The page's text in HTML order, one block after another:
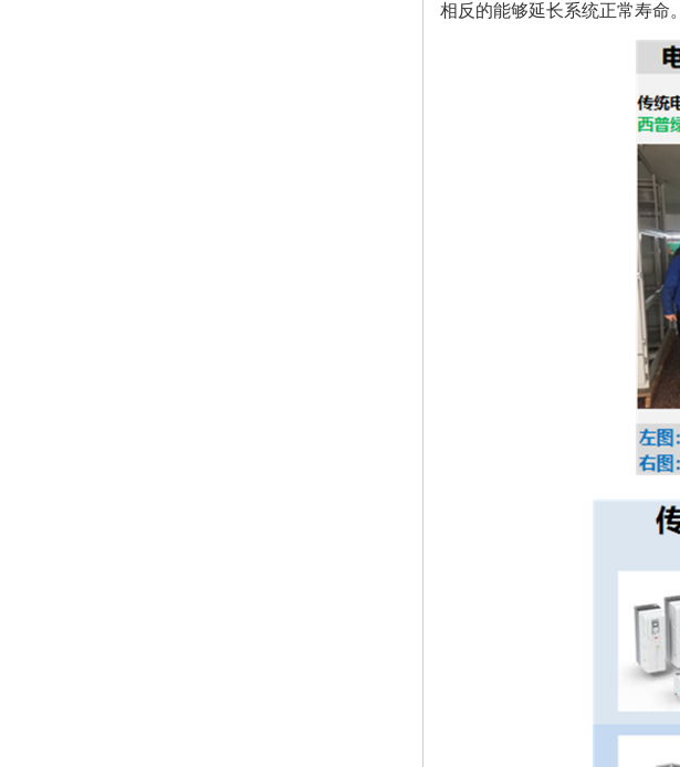
相反的能够延长系统正常寿命。